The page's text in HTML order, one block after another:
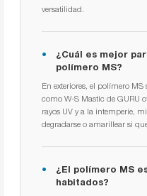
versatilidad.
¿Cuál es mejor
polímero MS?
En exteriores, el polímero
como W-S Mastic de GURU
rayos UV y a la intemperie,
degradarse o amarillear si
¿El polímero MS
habitados?